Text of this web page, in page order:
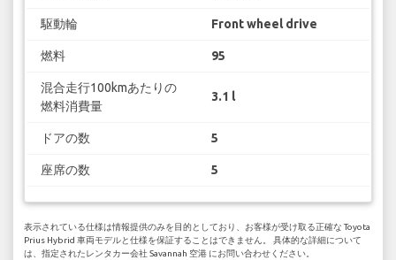
駆動輪 Front wheel drive
燃料 95
混合走行100kmあたりの
燃料消費量
3.1 l
ドアの数 5
座席の数 5
表示されている仕様は情報提供のみを目的としており、お客様が受け取る正確な Toyota
Prius Hybrid 車両モデルと仕様を保証することはできません。 具体的な詳細について
は、指定されたレンタカー会社 Savannah 空港 にお問い合わせください。